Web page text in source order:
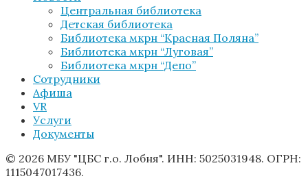
Центральная библиотека
Детская библиотека
Библиотека мкрн “Красная Поляна”
Библиотека мкрн “Луговая”
Библиотека мкрн “Депо”
Сотрудники
Афиша
VR
Услуги
Документы
© 2026 МБУ "ЦБС г.о. Лобня". ИНН: 5025031948. ОГРН:
1115047017436.